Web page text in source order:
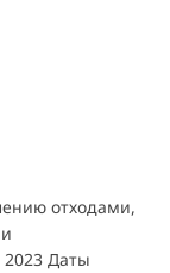
отходами,
2023 Даты